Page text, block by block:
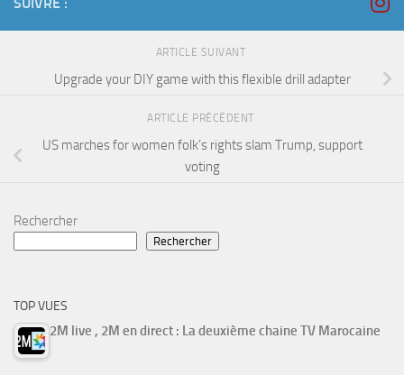
ARTICLE SUIVANT
Upgrade your DIY game with this flexible drill adapter
ARTICLE PRÉCÉDENT
US marches for women folk’s rights slam Trump, support
voting
Rechercher
Rechercher
TOP VUES
2M live , 2M en direct : La deuxième chaine TV Marocaine